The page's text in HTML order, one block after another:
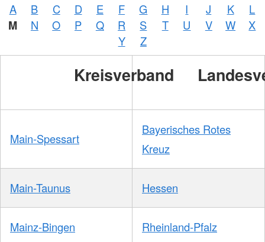
A B C D E F G H I J K L
M N O P Q R S T U V W
X
Y
Z
Kreisverband
Main-Spessart
Bayerisches Rotes
Kreuz
Main-Taunus Hessen
Mainz-Bingen Rheinland-Pfalz